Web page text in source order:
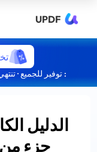
UPDF
: توفير للجميع · تنتهي في
الدليل